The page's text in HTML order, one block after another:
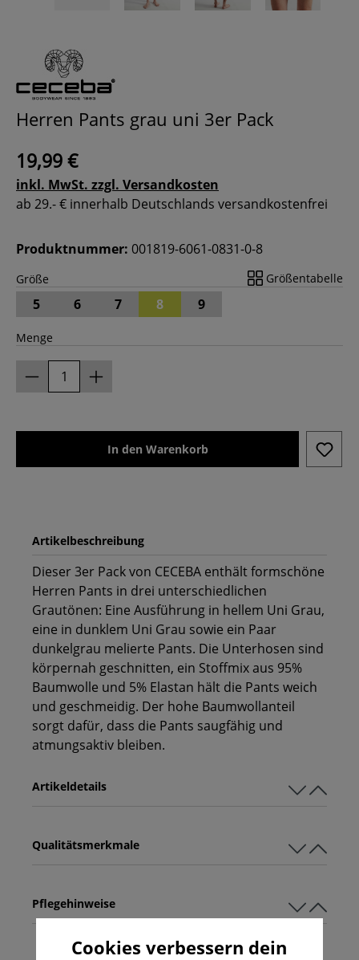
Herren Pants grau uni 3er Pack
19,99 €
inkl. MwSt. zzgl. Versandkosten
ab 29.- € innerhalb Deutschlands versandkostenfrei
Produktnummer: 001819-6061-0831-0-8
Größe Größentabelle
5 6 7 8 9
Menge
In den Warenkorb
Artikelbeschreibung
Dieser 3er Pack von CECEBA enthält formschöne
Herren Pants in drei unterschiedlichen
Grautönen: Eine Ausführung in hellem Uni Grau,
eine in dunklem Uni Grau sowie ein Paar
dunkelgrau melierte Pants. Die Unterhosen sind
körpernah geschnitten, ein Stoffmix aus 95%
Baumwolle und 5% Elastan hält die Pants weich
und geschmeidig. Der hohe Baumwollanteil
sorgt dafür, dass die Pants saugfähig und
atmungsaktiv bleiben.
Qualitätsmerkmale
Artikeldetails
Pflegehinweise
Cookies verbessern dein